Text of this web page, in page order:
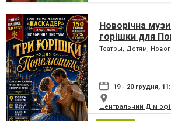
Новорічна
горішки для
Театры, Детям,
19 - 20 грудня,
Центральний Дім